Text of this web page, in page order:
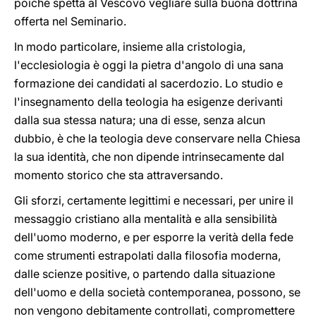
poiché spetta al Vescovo vegliare sulla buona dottrina
offerta nel Seminario.
In modo particolare, insieme alla cristologia,
l'ecclesiologia è oggi la pietra d'angolo di una sana
formazione dei candidati al sacerdozio. Lo studio e
l'insegnamento della teologia ha esigenze derivanti
dalla sua stessa natura; una di esse, senza alcun
dubbio, è che la teologia deve conservare nella Chiesa
la sua identità, che non dipende intrinsecamente dal
momento storico che sta attraversando.
Gli sforzi, certamente legittimi e necessari, per unire il
messaggio cristiano alla mentalità e alla sensibilità
dell'uomo moderno, e per esporre la verità della fede
come strumenti estrapolati dalla filosofia moderna,
dalle scienze positive, o partendo dalla situazione
dell'uomo e della società contemporanea, possono, se
non vengono debitamente controllati, compromettere